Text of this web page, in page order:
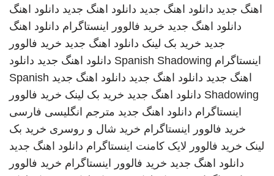
اهنگ جدید دانلود اهنگ جدید دانلود اهنگ جدید دانلود اهنگ
دانلود اهنگ جدید خرید فالوور اینستاگرام دانلود اهنگ
جدید خرید بک لینک دانلود اهنگ جدید خرید فالوور
اینستاگرام Spanish Shadowing دانلود اهنگ جدید دانلود
اهنگ جدید دانلود اهنگ جدید دانلود اهنگ جدید Spanish
Shadowing دانلود اهنگ جدید خرید بک لینک خرید فالوور
اینستاگرام دانلود اهنگ جدید مترجم انگلیسی فارسی
خرید فالوور اینستاگرام خرید شال و روسری خرید بک
لینک خرید فالوور لایک کامنت اینستاگرام دانلود اهنگ جدید
دانلود اهنگ جدید خرید فالوور اینستاگرام خرید فالوور